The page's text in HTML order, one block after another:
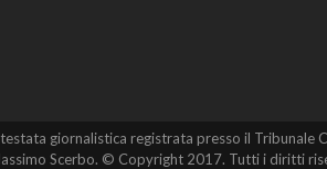
giornalistica registrata presso il
Scerbo. © Copyright 2017. Tutti i diritti